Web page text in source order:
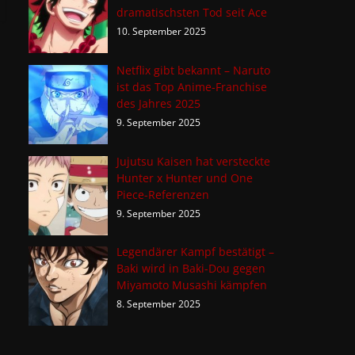
dramatischsten Tod seit Ace
10. September 2025
Netflix gibt bekannt – Naruto
ist das Top Anime-Franchise
des Jahres 2025
9. September 2025
Jujutsu Kaisen hat versteckte
Hunter x Hunter und One
Piece-Referenzen
9. September 2025
Legendärer Kampf bestätigt –
Baki wird in Baki-Dou gegen
Miyamoto Musashi kämpfen
8. September 2025